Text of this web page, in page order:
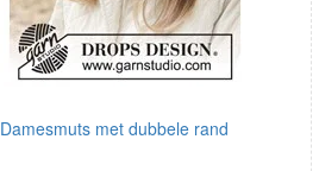
Damesmuts met dubbele rand